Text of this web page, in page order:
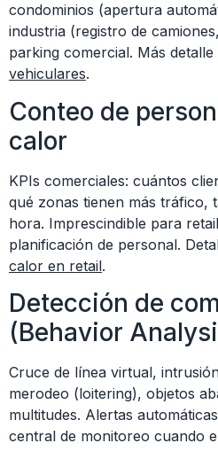
condominios (apertura
industria (registro de
parking comercial. Más detalle
vehiculares.
Conteo de
calor
KPIs comerciales: cuántos
qué zonas tienen más tráfico,
hora. Imprescindible para
planificación de personal.
calor en retail.
Detección de
(Behavior
Cruce de línea virtual,
merodeo (loitering), objetos
multitudes. Alertas
central de monitoreo cuando